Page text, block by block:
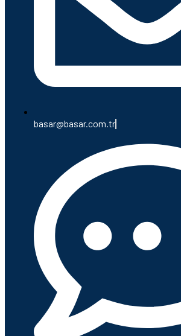
basar@basar.com.tr